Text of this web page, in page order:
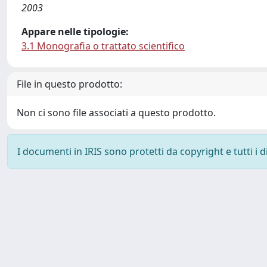
2003
Appare nelle tipologie:
3.1 Monografia o trattato scientifico
File in questo prodotto:
Non ci sono file associati a questo prodotto.
I documenti in IRIS sono protetti da copyright e tutti i